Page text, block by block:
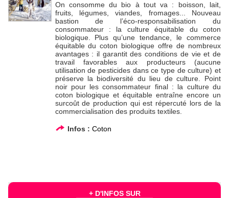
On consomme du bio à tout va : boisson, lait,
fruits, légumes, viandes, fromages... Nouveau
bastion de l’éco-responsabilisation du
consommateur : la culture équitable du coton
biologique. Plus qu’une tendance, le commerce
équitable du coton biologique offre de nombreux
avantages : il garantit des conditions de vie et de
travail favorables aux producteurs (aucune
utilisation de pesticides dans ce type de culture) et
préserve la biodiversité du lieu de culture. Point
noir pour les consommateur final : la culture du
coton biologique et équitable entraîne encore un
surcoût de production qui est répercuté lors de la
commercialisation des produits textiles.
Infos : Coton
+ D'INFOS SUR